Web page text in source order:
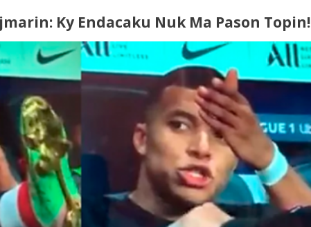
Ky Endacaku Nuk Ma Pason Topin!